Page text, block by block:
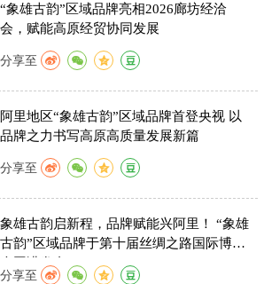
“象雄古韵”区域品牌亮相2026廊坊经洽
会，赋能高原经贸协同发展
分享至
阿里地区“象雄古韵”区域品牌首登央视 以
品牌之力书写高原高质量发展新篇
分享至
象雄古韵启新程，品牌赋能兴阿里！ “象雄
古韵”区域品牌于第十届丝绸之路国际博览
会圆满发布！
分享至